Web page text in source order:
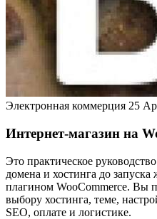
Электронная коммерция 25
Интернет‑магазин на
Это практическое
домена и хостинга до
плагином WooCommerce. Вы
выбору хостинга, теме,
SEO, оплате и логистике.